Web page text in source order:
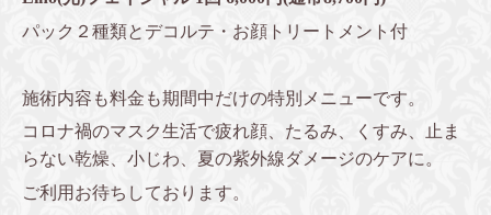
パック２種類とデコルテ・お顔トリートメント付
施術内容も料金も期間中だけの特別メニューです。
コロナ禍のマスク生活で疲れ顔、たるみ、くすみ、止ま
らない乾燥、小じわ、夏の紫外線ダメージのケアに。
ご利用お待ちしております。